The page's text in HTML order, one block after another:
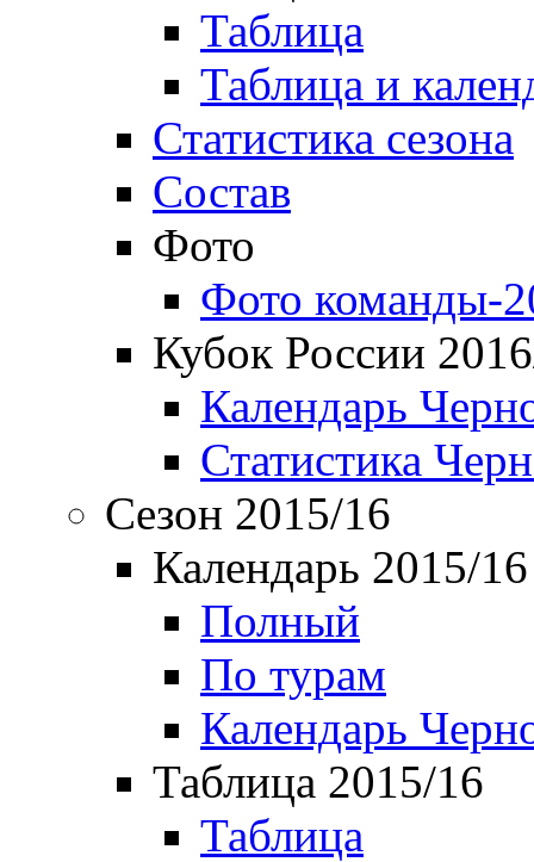
Таблица
Таблица и
Статистика сезона
Состав
Фото
Фото команды-
Кубок России
Календарь
Статистика
Сезон 2015/16
Календарь 2015/16
Полный
По турам
Календарь
Таблица 2015/16
Таблица